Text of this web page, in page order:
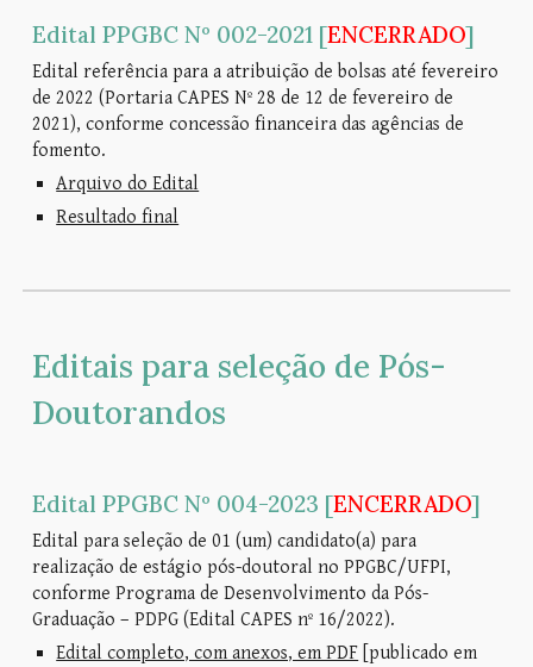
Edital PPGBC Nº 002-2021 [ENCERRADO]
Edital referência para a atribuição de bolsas atéfevereiro
de 2022 (Portaria CAPES Nº 28 de 12 de fevereiro de
2021), conforme concessão financeira das agências de
fomento.
Arquivo do Edital
Resultado final
Editais para seleção de Pós-
Doutorandos
Edital PPGBC Nº 004-2023 [ENCERRADO]
Edital para seleção de 01 (um) candidato(a) para
realização de estágio pós-doutoral no PPGBC/UFPI,
conforme Programa de Desenvolvimento da Pós-
Graduação – PDPG (Edital CAPES nº 16/2022).
Edital completo, com anexos, em PDF [publicado em